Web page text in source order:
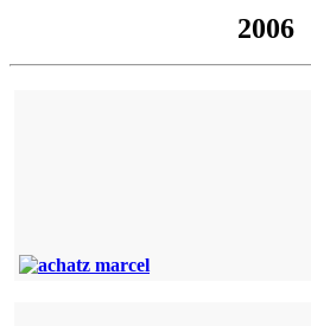
2006